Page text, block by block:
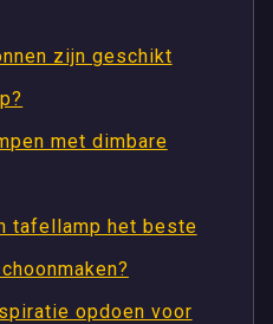
zijn geschikt
met dimbare
tafellamp het beste
opdoen voor